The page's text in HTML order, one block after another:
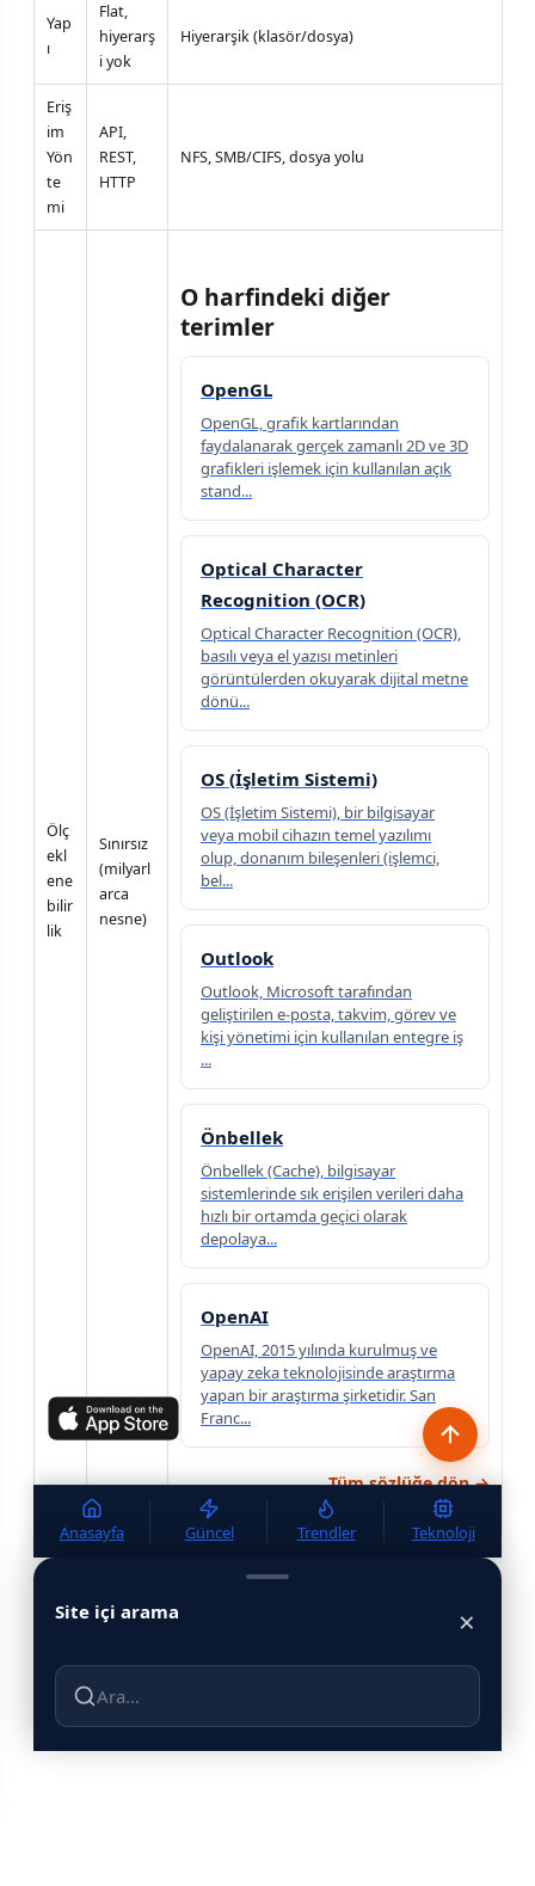
Yap
ı
Flat,
hiyerarş
i yok
Hiyerarşik (klasör/dosya)
Eriş
im
Yön
te
mi
API,
REST,
HTTP
NFS, SMB/CIFS, dosya yolu
Ölç
ekl
ene
bilir
lik
Sınırsız
(milyarl
arca
nesne)
O harfindeki diğer
terimler
OpenGL
OpenGL, grafik kartlarından
faydalanarak gerçek zamanlı 2D ve 3D
grafikleri işlemek için kullanılan açık
stand...
Optical Character
Recognition (OCR)
Optical Character Recognition (OCR),
basılı veya el yazısı metinleri
görüntülerden okuyarak dijital metne
dönü...
OS (İşletim Sistemi)
OS (İşletim Sistemi), bir bilgisayar
veya mobil cihazın temel yazılımı
olup, donanım bileşenleri (işlemci,
bel...
Outlook
Outlook, Microsoft tarafından
geliştirilen e-posta, takvim, görev ve
kişi yönetimi için kullanılan entegre iş
...
Önbellek
Önbellek (Cache), bilgisayar
sistemlerinde sık erişilen verileri daha
hızlı bir ortamda geçici olarak
depolaya...
OpenAI
OpenAI, 2015 yılında kurulmuş ve
yapay zeka teknolojisinde araştırma
yapan bir araştırma şirketidir. San
Franc...
Tüm sözlüğe dön →
Anasayfa Güncel Trendler Teknoloji
Site içi arama ×